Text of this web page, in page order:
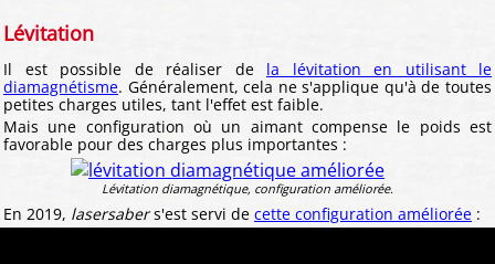
Lévitation
Il est possible de réaliser de la lévitation en utilisant le
diamagnétisme. Généralement, cela ne s'applique qu'à de toutes
petites charges utiles, tant l'effet est faible.
Mais une configuration où un aimant compense le poids est
favorable pour des charges plus importantes :
Lévitation diamagnétique, configuration améliorée.
En 2019, lasersabers'est servi de cette configuration améliorée :